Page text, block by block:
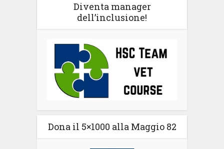
Diventa manager
dell’inclusione!
Dona il 5×1000 alla Maggio 82